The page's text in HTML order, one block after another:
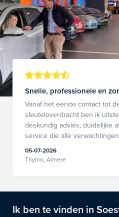
Snelle, professionele en
Vanaf het eerste contact tot
sleuteloverdracht ben ik
deskundig advies, duidelijke
service die alle
05-07-2026
Thymo, Almere
Ik ben te vinden in